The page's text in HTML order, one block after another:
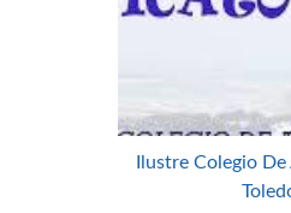
Ilustre Colegio